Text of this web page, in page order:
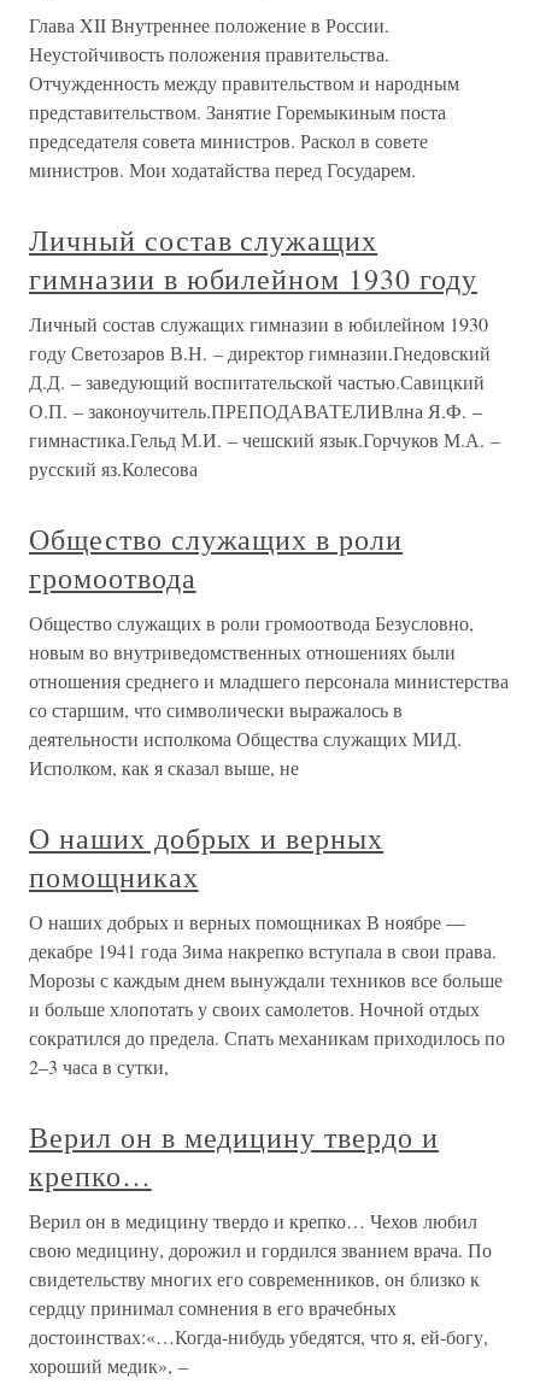
Глава XII Внутреннее положение в России.
Неустойчивость положения правительства.
Отчужденность между правительством и народным
представительством. Занятие Горемыкиным поста
председателя совета министров. Раскол в совете
министров. Мои ходатайства перед Государем.
Личный состав служащих
гимназии в юбилейном 1930 году
Личный состав служащих гимназии в юбилейном 1930
году Светозаров В.Н. – директор гимназии.Гнедовский
Д.Д. – заведующий воспитательской частью.Савицкий
О.П. – законоучитель.ПРЕПОДАВАТЕЛИВлна Я.Ф. –
гимнастика.Гельд М.И. – чешский язык.Горчуков М.А. –
русский яз.Колесова
Общество служащих в роли
громоотвода
Общество служащих в роли громоотвода Безусловно,
новым во внутриведомственных отношениях были
отношения среднего и младшего персонала министерства
со старшим, что символически выражалось в
деятельности исполкома Общества служащих МИД.
Исполком, как я сказал выше, не
О наших добрых и верных
помощниках
О наших добрых и верных помощниках В ноябре —
декабре 1941 года Зима накрепко вступала в свои права.
Морозы с каждым днем вынуждали техников все больше
и больше хлопотать у своих самолетов. Ночной отдых
сократился до предела. Спать механикам приходилось по
2–3 часа в сутки,
Верил он в медицину твердо и
крепко…
Верил он в медицину твердо и крепко… Чехов любил
свою медицину, дорожил и гордился званием врача. По
свидетельству многих его современников, он близко к
сердцу принимал сомнения в его врачебных
достоинствах:«…Когда-нибудь убедятся, что я, ей-богу,
хороший медик», –